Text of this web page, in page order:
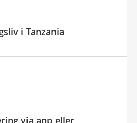
i Tanzania
via app eller